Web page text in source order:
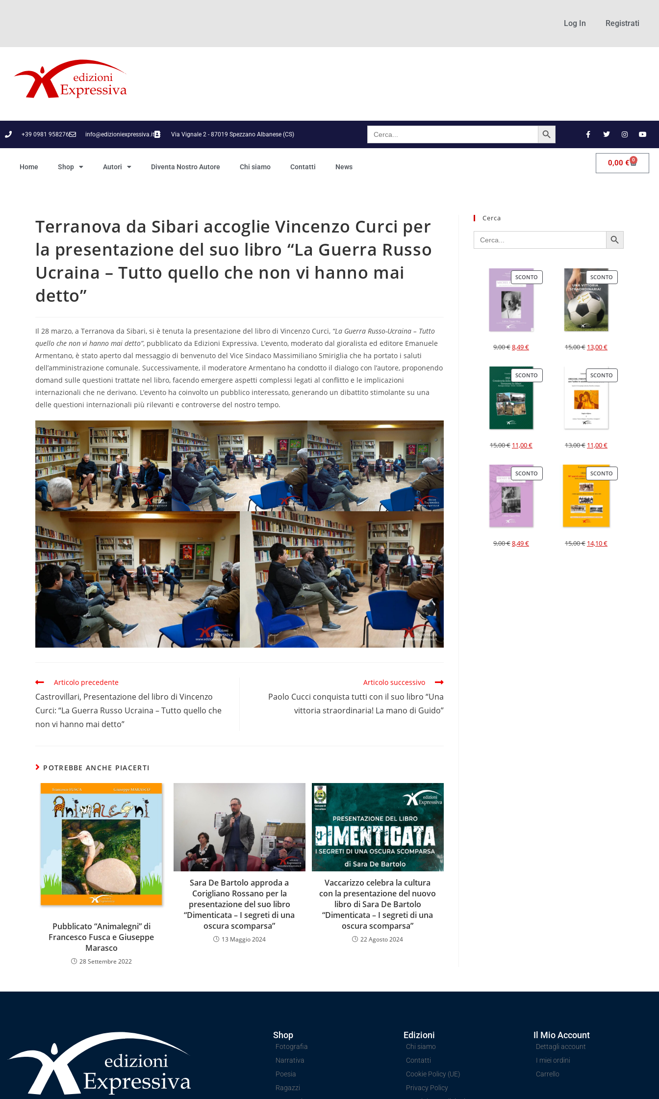
Log In Registrati
+39 0981 958276 info@edizioniexpressiva.it Via Vignale 2 - 87019 Spezzano Albanese (CS)
Search
for:
SEARCH BUTTON
Home Shop Autori Diventa Nostro Autore Chi siamo Contatti News 0,00 € 0
Terranova da Sibari accoglie Vincenzo Curci per
la presentazione del suo libro “La Guerra Russo
Ucraina – Tutto quello che non vi hanno mai
detto”
Il 28 marzo, a Terranova da Sibari, si è tenuta la presentazione del libro di Vincenzo Curci, “La Guerra Russo-Ucraina – Tutto
quello che non vi hanno mai detto”, pubblicato da Edizioni Expressiva. L’evento, moderato dal gioralista ed editore Emanuele
Armentano, è stato aperto dal messaggio di benvenuto del Vice Sindaco Massimiliano Smiriglia che ha portato i saluti
dell’amministrazione comunale. Successivamente, il moderatore Armentano ha condotto il dialogo con l’autore, proponendo
domand sulle questioni trattate nel libro, facendo emergere aspetti complessi legati al conflitto e le implicazioni
internazionali che ne derivano. L’evento ha coinvolto un pubblico interessato, generando un dibattito stimolante su una
delle questioni internazionali più rilevanti e controverse del nostro tempo.
Articolo precedente
Castrovillari, Presentazione del libro di Vincenzo
Curci: “La Guerra Russo Ucraina – Tutto quello che
non vi hanno mai detto”
Articolo successivo
Paolo Cucci conquista tutti con il suo libro “Una
vittoria straordinaria! La mano di Guido”
POTREBBE ANCHE PIACERTI
Pubblicato “Animalegni” di
Francesco Fusca e Giuseppe
Marasco
28 Settembre 2022
Sara De Bartolo approda a
Corigliano Rossano per la
presentazione del suo libro
“Dimenticata – I segreti di una
oscura scomparsa”
13 Maggio 2024
Vaccarizzo celebra la cultura
con la presentazione del nuovo
libro di Sara De Bartolo
“Dimenticata – I segreti di una
oscura scomparsa”
22 Agosto 2024
Cerca
Search
for:
SEARCH BUTTON
SCONTO
9,00€8,49€
SCONTO
15,00€ 13,00€
SCONTO
15,00€ 11,00€
SCONTO
13,00€ 11,00€
SCONTO
9,00€8,49€
SCONTO
15,00€ 14,10€
Shop
Fotografia
Narrativa
Poesia
Ragazzi
Edizioni
Chi siamo
Contatti
Cookie Policy (UE)
Privacy Policy
Il Mio Account
Dettagli account
I miei ordini
Carrello